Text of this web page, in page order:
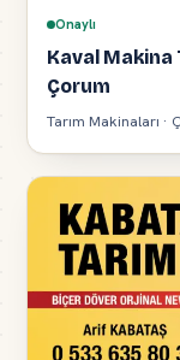
Onaylı
Kaval Makina
Çorum
Tarım Makinaları ·